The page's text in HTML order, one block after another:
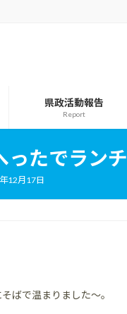
県政活動報告
Report
ったでランチ
12月17日
ばで温まりました～。